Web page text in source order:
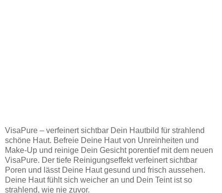
VisaPure – verfeinert sichtbar Dein Hautbild für strahlend
schöne Haut. Befreie Deine Haut von Unreinheiten und
Make-Up und reinige Dein Gesicht porentief mit dem neuen
VisaPure. Der tiefe Reinigungseffekt verfeinert sichtbar
Poren und lässt Deine Haut gesund und frisch aussehen.
Deine Haut fühlt sich weicher an und Dein Teint ist so
strahlend, wie nie zuvor.